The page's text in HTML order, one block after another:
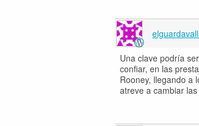
Una clave podría
confiar, en las
Rooney, llegando a
atreve a cambiar